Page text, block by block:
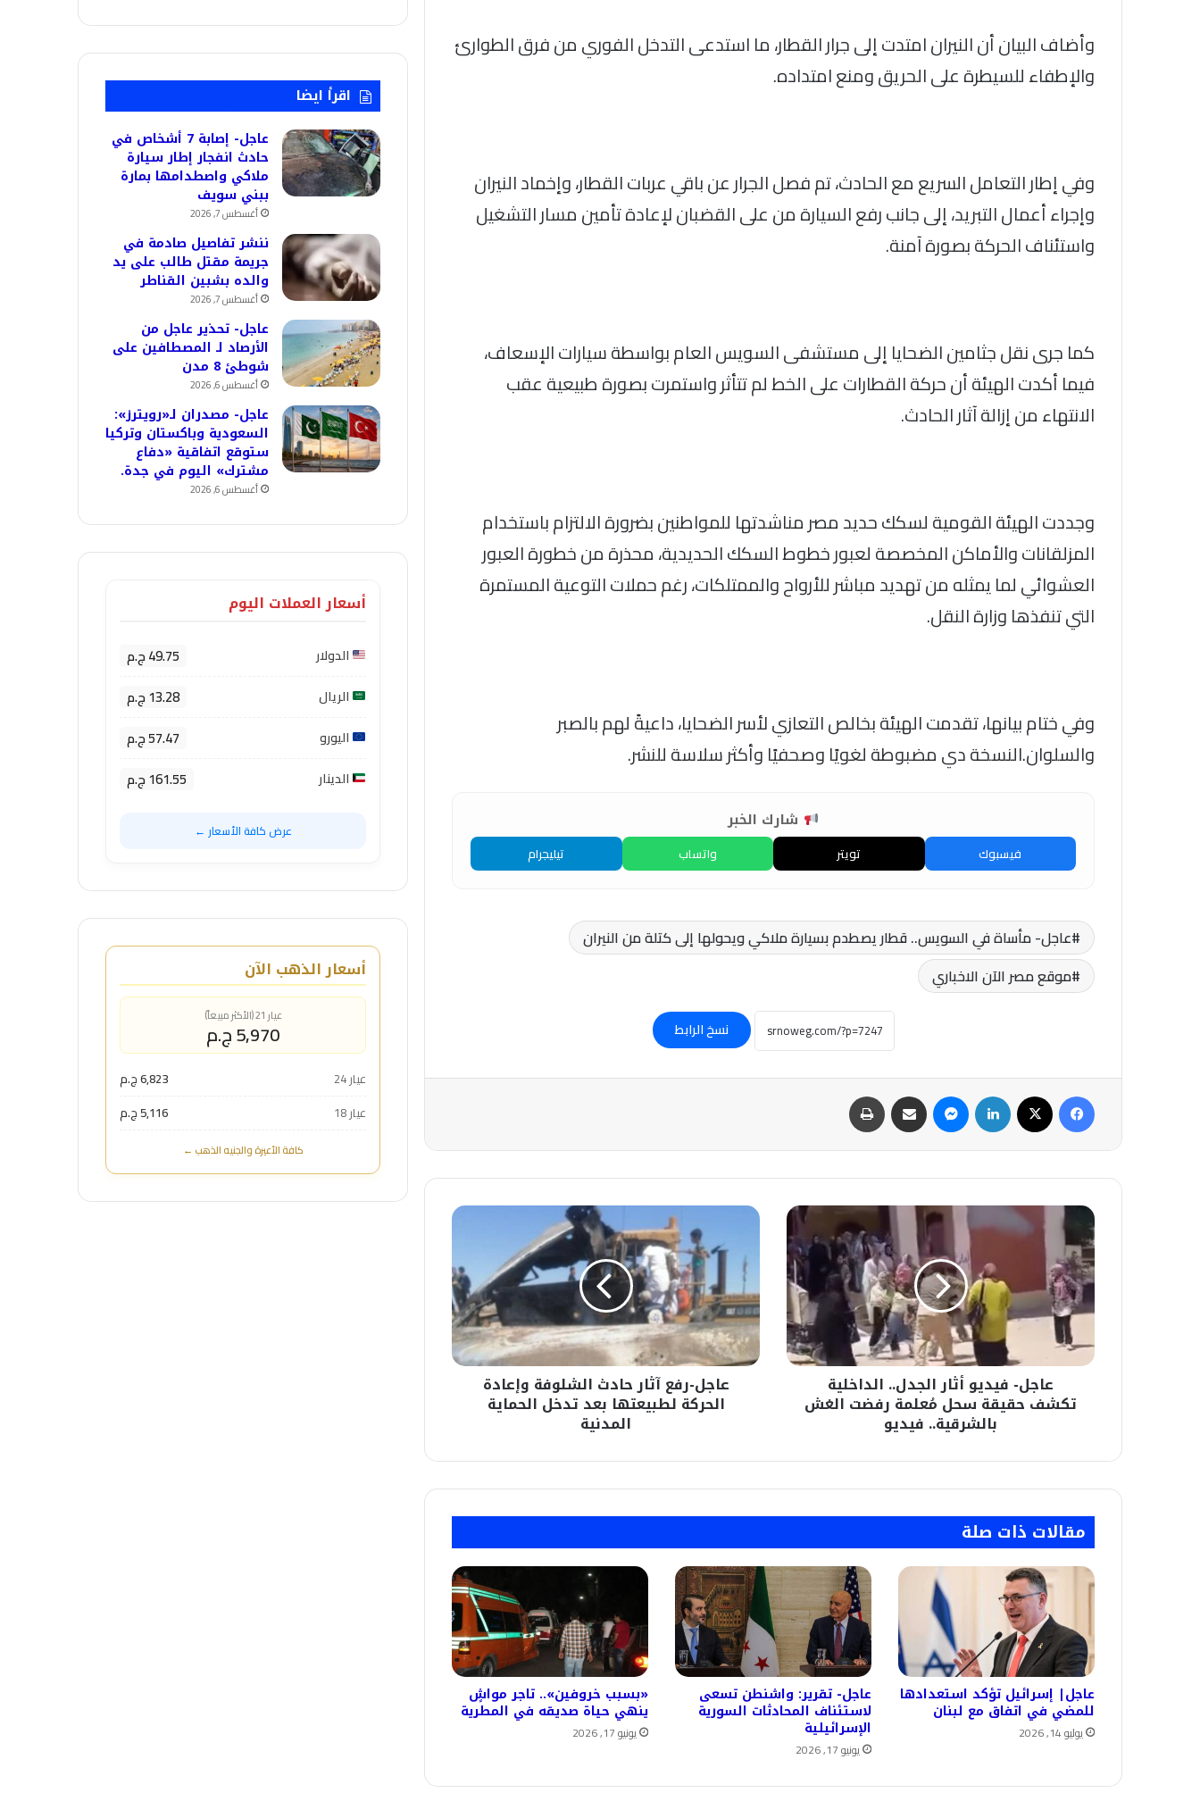
وأضاف البيان أن النيران امتدت إلى جرار القطار، ما استدعى التدخل الفوري من فرق الطوارئ
والإطفاء للسيطرة على الحريق ومنع امتداده.
وفي إطار التعامل السريع مع الحادث، تم فصل الجرار عن باقي عربات القطار، وإخماد النيران
وإجراء أعمال التبريد، إلى جانب رفع السيارة من على القضبان لإعادة تأمين مسار التشغيل
واستئناف الحركة بصورة آمنة.
كما جرى نقل جثامين الضحايا إلى مستشفى السويس العام بواسطة سيارات الإسعاف،
فيما أكدت الهيئة أن حركة القطارات على الخط لم تتأثر واستمرت بصورة طبيعية عقب
الانتهاء من إزالة آثار الحادث.
وجددت الهيئة القومية لسكك حديد مصر مناشدتها للمواطنين بضرورة الالتزام باستخدام
المزلقانات والأماكن المخصصة لعبور خطوط السكك الحديدية، محذرة من خطورة العبور
العشوائي لما يمثله من تهديد مباشر للأرواح والممتلكات، رغم حملات التوعية المستمرة
التي تنفذها وزارة النقل.
وفي ختام بيانها، تقدمت الهيئة بخالص التعازي لأسر الضحايا، داعيةً لهم بالصبر
والسلوان.النسخة دي مضبوطة لغويًا وصحفيًا وأكثر سلاسة للنشر.
شارك الخبر
فيسبوك تويتر واتساب تيليجرام
عاجل- مأساة في السويس.. قطار يصطدم بسيارة ملاكي ويحولها إلى كتلة من النيران
موقع مصر الآن الاخباري
نسخ الرابط
فيسبوك لينكدإن ماسنجر مشاركة عبر البريد
عاجل-
فيديو
أثار
الجدل..
الداخلية
تكشف
حقيقة
سحل
مُعلمة
الغش
عاجل- فيديو أثار الجدل.. الداخلية
تكشف حقيقة سحل مُعلمة رفضت الغش
بالشرقية.. فيديو
عاجل-
حادث
الشلوفة
وإعادة
الحركة
لطبيعتها
بعد
عاجل-رفع آثار حادث الشلوفة وإعادة
الحركة لطبيعتها بعد تدخل الحماية
المدنية
مقالات ذات صلة
عاجل| إسرائيل تؤكد استعدادها
للمضي في اتفاق مع لبنان
يوليو 14, 2026
عاجل- تقرير: واشنطن تسعى
لاستئناف المحادثات السورية
الإسرائيلية
يونيو 17, 2026
«بسبب خروفين».. تاجر مواشٍ
ينهي حياة صديقه في المطرية
يونيو 17, 2026
اقرأ ايضا
عاجل- إصابة 7 أشخاص في
حادث انفجار إطار سيارة
ملاكي واصطدامها بمارة
ببني سويف
أغسطس 7, 2026
ننشر تفاصيل صادمة في
جريمة مقتل طالب على يد
والده بشبين القناطر
أغسطس 7, 2026
عاجل- تحذير عاجل من
الأرصاد لـ المصطافين على
شوطئ 8 مدن
أغسطس 6, 2026
عاجل- مصدران لـ«رويترز»:
السعودية وباكستان وتركيا
ستوقع اتفاقية «دفاع
مشترك» اليوم في جدة.
أغسطس 6, 2026
أسعار العملات اليوم
الدولار 49.75 ج.م
الريال 13.28 ج.م
اليورو 57.47 ج.م
الدينار 161.55 ج.م
عرض كافة الأسعار ←
أسعار الذهب الآن
عيار 21 (الأكثر مبيعاً)
5,970 ج.م
عيار 24
6,823 ج.م
عيار 18
5,116 ج.م
كافة الأعيرة والجنيه الذهب ←